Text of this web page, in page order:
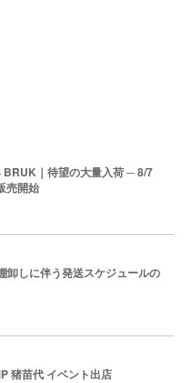
BRUK｜待望の大量入荷 ─ 8/7
売開始
卸しに伴う発送スケジュールの
猪苗代 イベント出店